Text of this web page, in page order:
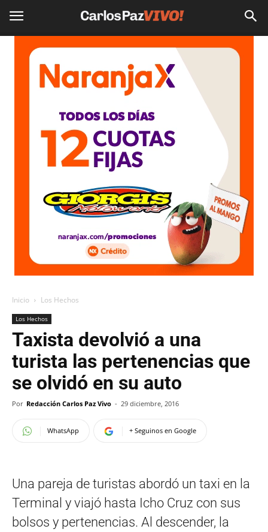
Inicio Los Hechos
Los Hechos
Taxista devolvió a una
turista las pertenencias que
se olvidó en su auto
Por Redacción Carlos Paz Vivo - 29 diciembre, 2016
WhatsApp + Seguinos en Google
Una pareja de turistas abordó un taxi en la
Terminal y viajó hasta Icho Cruz con sus
bolsos y pertenencias. Al descender, la